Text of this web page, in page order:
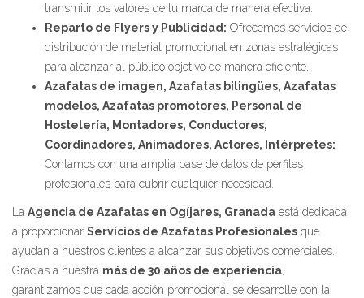
transmitir los valores de tu marca de manera efectiva.
Reparto de Flyers y Publicidad: Ofrecemos servicios de
distribución de material promocional en zonas estratégicas
para alcanzar al público objetivo de manera eficiente.
Azafatas de imagen, Azafatas bilingües, Azafatas
modelos, Azafatas promotores, Personal de
Hostelería, Montadores, Conductores,
Coordinadores, Animadores, Actores, Intérpretes:
Contamos con una amplia base de datos de perfiles
profesionales para cubrir cualquier necesidad.
La Agencia de Azafatas en Ogíjares, Granada está dedicada
a proporcionar Servicios de Azafatas Profesionales que
ayudan a nuestros clientes a alcanzar sus objetivos comerciales.
Gracias a nuestra más de 30 años de experiencia,
garantizamos que cada acción promocional se desarrolle con la